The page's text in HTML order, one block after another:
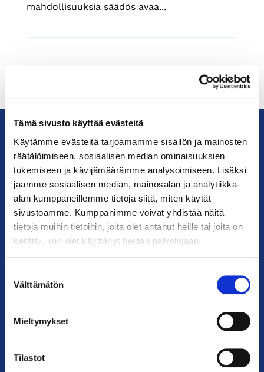
Tämä sivusto käyttää evästeitä
Käytämme evästeitä tarjoamamme sisällön ja mainosten
räätälöimiseen, sosiaalisen median ominaisuuksien
tukemiseen ja kävijämäärämme analysoimiseen. Lisäksi
jaamme sosiaalisen median, mainosalan ja analytiikka-
alan kumppaneillemme tietoja siitä, miten käytät
sivustoamme. Kumppanimme voivat yhdistää näitä
tietoja muihin tietoihin, joita olet antanut heille tai joita on
kerätty, kun olet käyttänyt heidän palvelujaan.
valinta
Välttämätön
Mieltymykset
Tilastot
mahdollisuuksia säädös avaa...
KauppakamariHelsingin
seudun
kauppakamari
YHTEYSTIEDOT
Helsingin toimisto
kauppakamari@helsinki.chamber.fi